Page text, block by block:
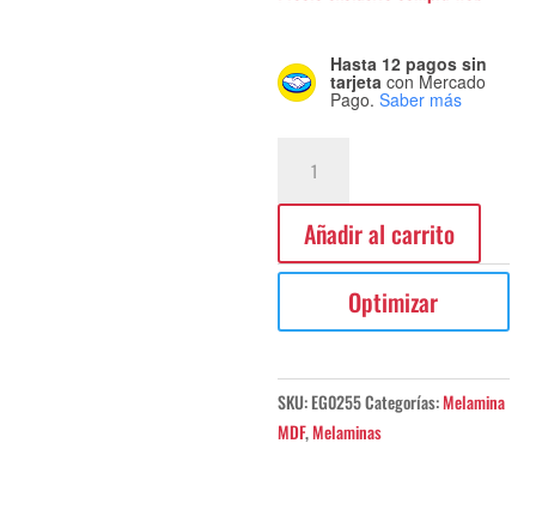
Hasta 12 pagos sin
tarjeta con Mercado
Pago. Saber más
Antracita
s/MDF
18mm
Línea:
cantidad
Añadir al carrito
Optimizar
SKU:EG0255Categorías:Melamina
MDF,Melaminas